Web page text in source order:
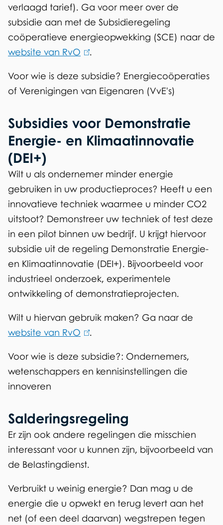
verlaagd tarief). Ga voor meer over de
subsidie aan met de Subsidieregeling
coöperatieve energieopwekking (SCE) naar de
website van RvO
i
n
i
s
x
t
e
r
n
)
.
Voor wie is deze subsidie? Energiecoöperaties
of Verenigingen van Eigenaren (VvE's)
Subsidies voor Demonstratie
Energie- en Klimaatinnovatie
(DEI+)
Wilt u als ondernemer minder energie
gebruiken in uw productieproces? Heeft u een
innovatieve techniek waarmee u minder CO2
uitstoot? Demonstreer uw techniek of test deze
in een pilot binnen uw bedrijf. U krijgt hiervoor
subsidie uit de regeling Demonstratie Energie-
en Klimaatinnovatie (DEI+). Bijvoorbeeld voor
industrieel onderzoek, experimentele
ontwikkeling of demonstratieprojecten.
Wilt u hiervan gebruik maken? Ga naar de
website van RvO
i
n
s
e
x
t
r
.
Voor wie is deze subsidie?: Ondernemers,
wetenschappers en kennisinstellingen die
innoveren
Salderingsregeling
Er zijn ook andere regelingen die misschien
interessant voor u kunnen zijn, bijvoorbeeld van
de Belastingdienst.
Verbruikt u weinig energie? Dan mag u de
energie die u opwekt en terug levert aan het
net (of een deel daarvan) wegstrepen tegen